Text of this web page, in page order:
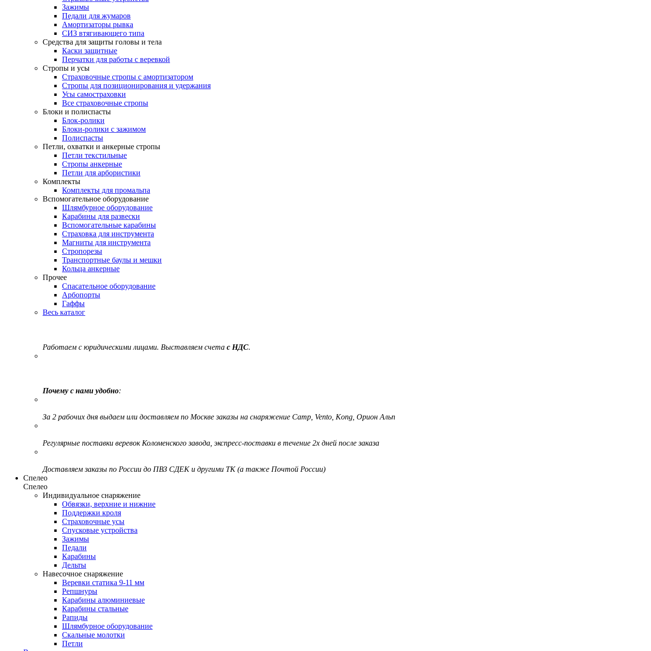
Зажимы
Педали для жумаров
Амортизаторы рывка
СИЗ втягивающего типа
Средства для защиты головы и тела
Каски защитные
Перчатки для работы с веревкой
Стропы и усы
Страховочные стропы с амортизатором
Стропы для позиционирования и удержания
Усы самостраховки
Все страховочные стропы
Блоки и полиспасты
Блок-ролики
Блоки-ролики с зажимом
Полиспасты
Петли, охватки и анкерные стропы
Петли текстильные
Стропы анкерные
Петли для арбористики
Комплекты
Комплекты для промальпа
Вспомогательное оборудование
Шлямбурное оборудование
Карабины для развески
Вспомогательные карабины
Страховка для инструмента
Магниты для инструмента
Стропорезы
Транспортные баулы и мешки
Кольца анкерные
Прочее
Спасательное оборудование
Арбопорты
Гаффы
Весь каталог
Работаем с юридическими лицами. Выставляем счета с НДС.
Почему с нами удобно:
За 2 рабочих дня выдаем или доставляем по Москве заказы на снаряжение Camp, Vento, Kong, Орион Альп
Регулярные поставки веревок Коломенского завода, экспресс-поставки в течение 2х дней после заказа
Доставляем заказы по России до ПВЗ СДЕК и другими ТК (а также Почтой России)
Спелео
Спелео
Индивидуальное снаряжение
Обвязки, верхние и нижние
Поддержки кроля
Страховочные усы
Спусковые устройства
Зажимы
Педали
Карабины
Дельты
Навесочное снаряжение
Веревки статика 9-11 мм
Репшнуры
Карабины алюминиевые
Карабины стальные
Рапиды
Шлямбурное оборудование
Скальные молотки
Петли